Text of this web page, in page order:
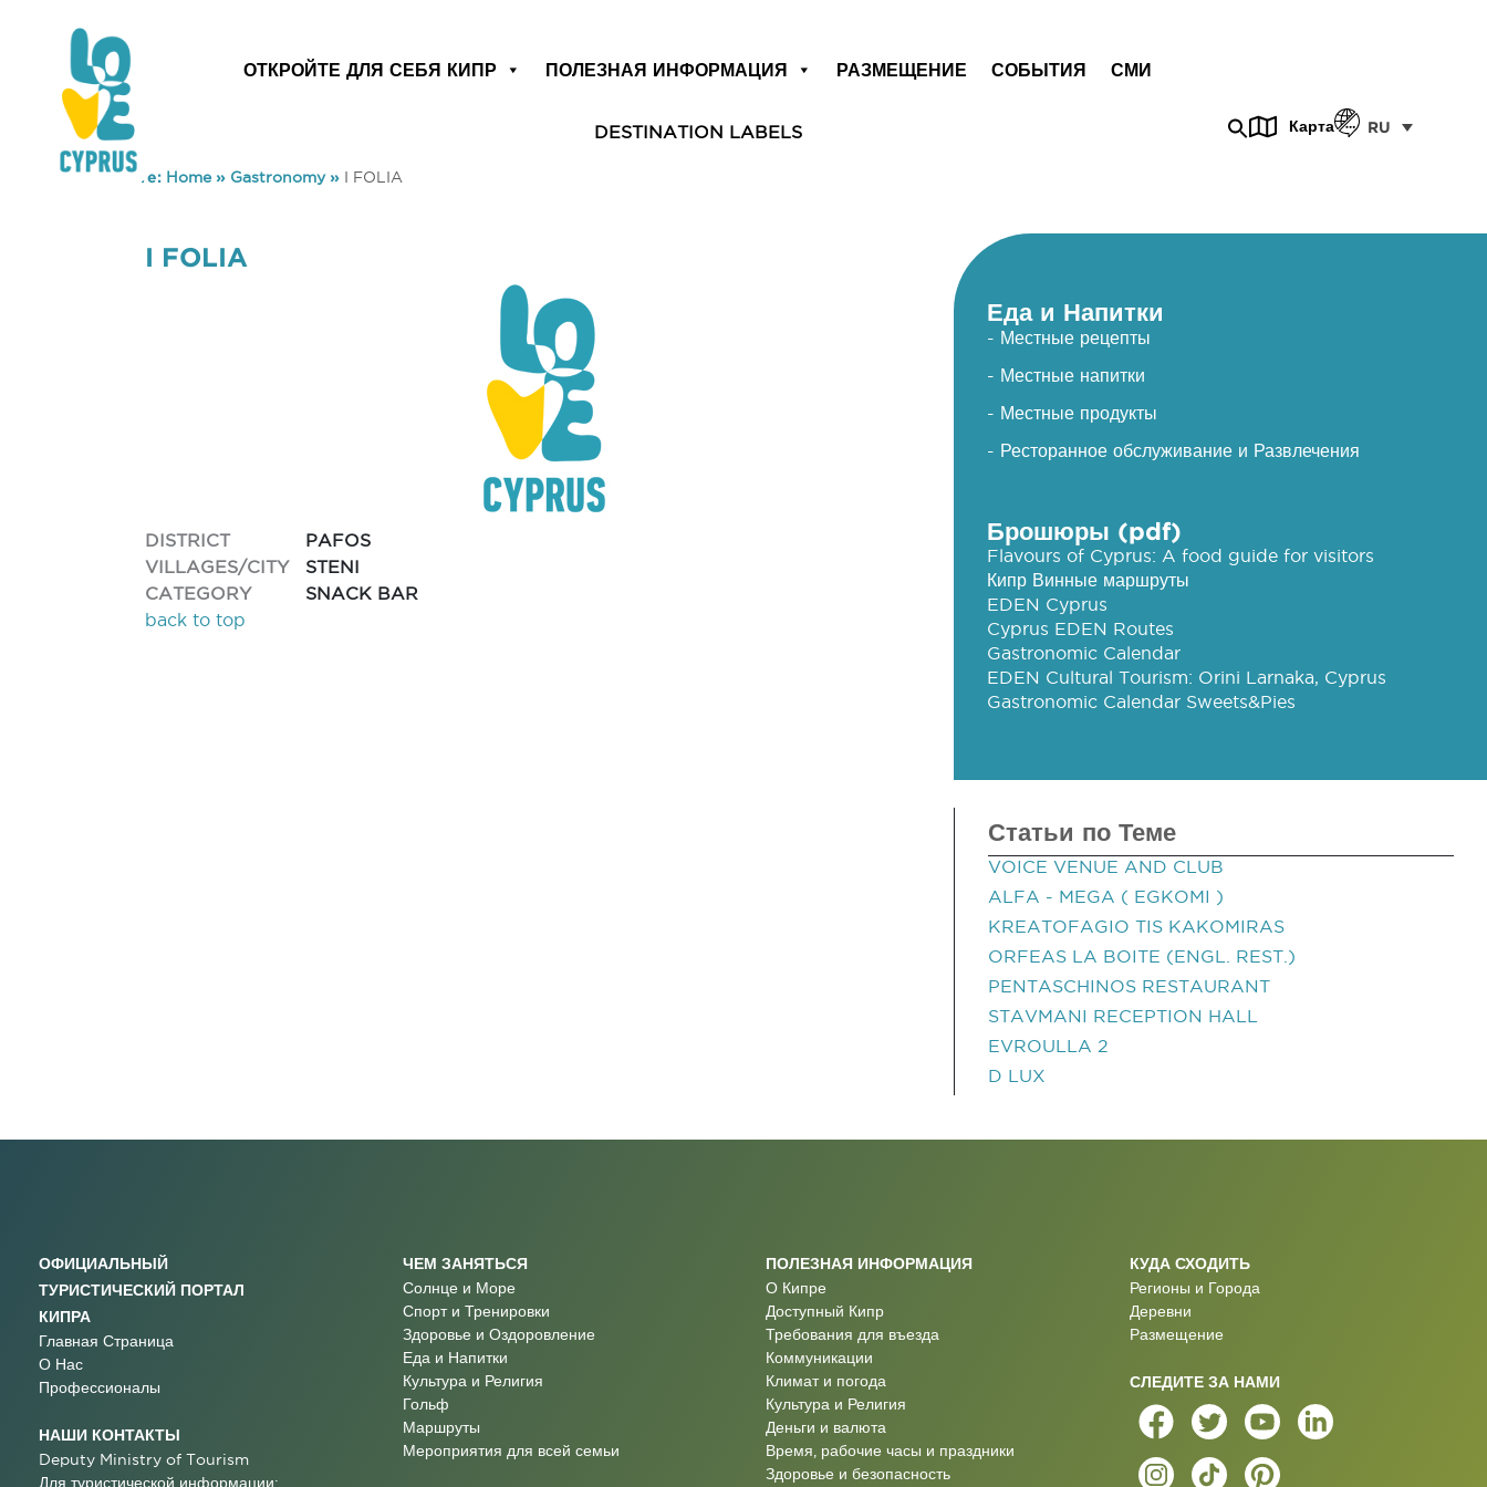
ОТКРОЙТЕ ДЛЯ СЕБЯ КИПР ПОЛЕЗНАЯ ИНФОРМАЦИЯ РАЗМЕЩЕНИЕ СОБЫТИЯ СМИ
DESTINATION LABELS Карта RU
You are here: Home» Gastronomy» I FOLIA
I FOLIA
DISTRICT
PAFOS
VILLAGES/CITY
STENI
CATEGORY
SNACK BAR
back to top
Еда и Напитки
- Местные рецепты
- Местные напитки
- Местные продукты
- Ресторанное обслуживание и Развлечения
Брошюры (pdf)
Flavours of Cyprus: A food guide for visitors
Кипр Винные маршруты
EDEN Cyprus
Cyprus EDEN Routes
Gastronomic Calendar
EDEN Cultural Tourism: Orini Larnaka, Cyprus
Gastronomic Calendar Sweets&Pies
Статьи по Теме
VOICE VENUE AND CLUB
ALFA - MEGA ( EGKOMI )
KREATOFAGIO TIS KAKOMIRAS
ORFEAS LA BOITE (ENGL. REST.)
PENTASCHINOS RESTAURANT
STAVMANI RECEPTION HALL
EVROULLA 2
D LUX
ОФИЦИАЛЬНЫЙ
ТУРИСТИЧЕСКИЙ ПОРТАЛ
КИПРА
Главная Страница
О Нас
Профессионалы
НАШИ КОНТАКТЫ
Deputy Ministry of Tourism
Для туристической информации:
ЧЕМ ЗАНЯТЬСЯ
Солнце и Море
Спорт и Тренировки
Здоровье и Оздоровление
Еда и Напитки
Культура и Религия
Гольф
Маршруты
Мероприятия для всей семьи
ПОЛЕЗНАЯ ИНФОРМАЦИЯ
О Кипре
Доступный Кипр
Требования для въезда
Коммуникации
Климат и погода
Культура и Религия
Деньги и валюта
Время, рабочие часы и праздники
Здоровье и безопасность
КУДА СХОДИТЬ
Регионы и Города
Деревни
Размещение
СЛЕДИТЕ ЗА НАМИ